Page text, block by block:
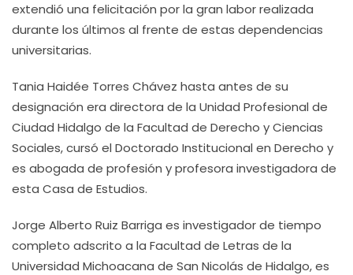
extendió una felicitación por la gran labor realizada
durante los últimos al frente de estas dependencias
universitarias.
Tania Haidée Torres Chávez hasta antes de su
designación era directora de la Unidad Profesional de
Ciudad Hidalgo de la Facultad de Derecho y Ciencias
Sociales, cursó el Doctorado Institucional en Derecho y
es abogada de profesión y profesora investigadora de
esta Casa de Estudios.
Jorge Alberto Ruiz Barriga es investigador de tiempo
completo adscrito a la Facultad de Letras de la
Universidad Michoacana de San Nicolás de Hidalgo, es